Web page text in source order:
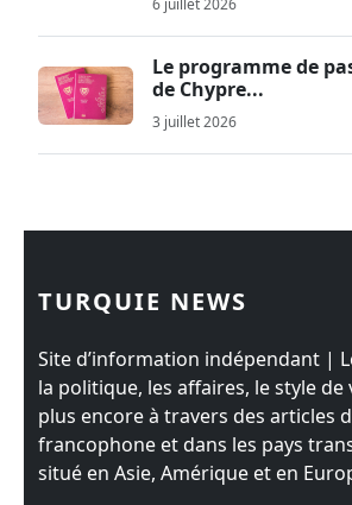
6 juillet 2026
Le programme de
de Chypre...
3 juillet 2026
TURQUIE NEWS
Site d’information indépendant |
la politique, les affaires, le style de
plus encore à travers des articles
francophone et dans les pays
situé en Asie, Amérique et en